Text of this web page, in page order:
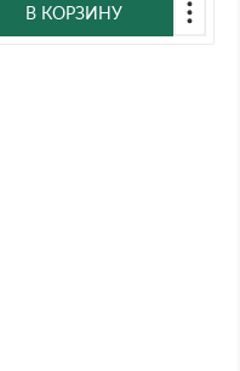
В КОРЗИНУ